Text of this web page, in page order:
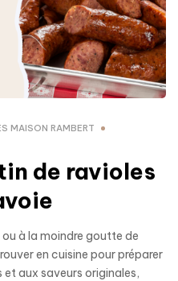
MAISON RAMBERT
de ravioles
à la moindre goutte de
en cuisine pour préparer
aux saveurs originales,